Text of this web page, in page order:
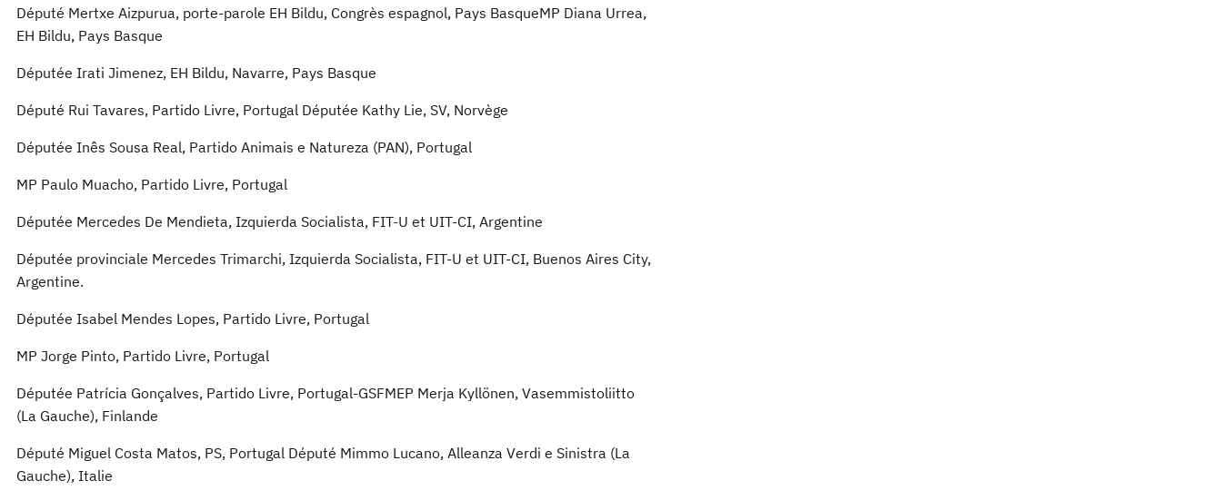
Député Mertxe Aizpurua, porte-parole EH Bildu, Congrès espagnol, Pays BasqueMP Diana Urrea,
EH Bildu, Pays Basque
Députée Irati Jimenez, EH Bildu, Navarre, Pays Basque
Député Rui Tavares, Partido Livre, Portugal Députée Kathy Lie, SV, Norvège
Députée Inês Sousa Real, Partido Animais e Natureza (PAN), Portugal
MP Paulo Muacho, Partido Livre, Portugal
Députée Mercedes De Mendieta, Izquierda Socialista, FIT-U et UIT-CI, Argentine
Députée provinciale Mercedes Trimarchi, Izquierda Socialista, FIT-U et UIT-CI, Buenos Aires City,
Argentine.
Députée Isabel Mendes Lopes, Partido Livre, Portugal
MP Jorge Pinto, Partido Livre, Portugal
Députée Patrícia Gonçalves, Partido Livre, Portugal-GSFMEP Merja Kyllönen, Vasemmistoliitto
(La Gauche), Finlande
Député Miguel Costa Matos, PS, Portugal Député Mimmo Lucano, Alleanza Verdi e Sinistra (La
Gauche), Italie